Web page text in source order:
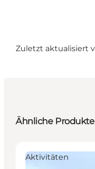
Zuletzt aktualisiert
Ähnliche Produkte
Aktivitäten